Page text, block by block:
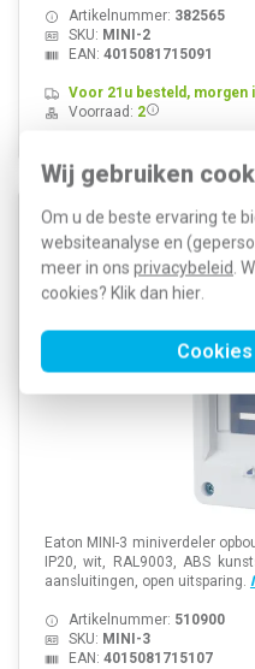
Wij gebruiken
Om u de beste ervaring te
websiteanalyse en
meer in ons privacybeleid.
cookies? Klik dan hier.
Artikelnummer: 382565
SKU: MINI-2
EAN: 4015081715091
Voor 21u besteld, morgen
Voorraad: 2
Eaton MINI-3
plaatseenheden IP20
Eaton MINI-3 miniverdeler
IP20, wit, RAL9003, ABS
aansluitingen, open uitsparing.
Artikelnummer: 510900
SKU: MINI-3
EAN: 4015081715107